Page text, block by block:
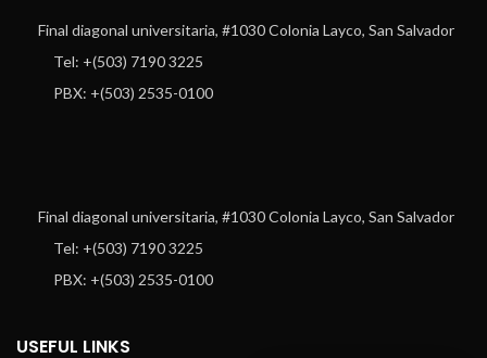
Final diagonal universitaria, #1030 Colonia Layco, San Salvador
Tel: +(503) 7190 3225
PBX: +(503) 2535-0100
Final diagonal universitaria, #1030 Colonia Layco, San Salvador
Tel: +(503) 7190 3225
PBX: +(503) 2535-0100
USEFUL LINKS